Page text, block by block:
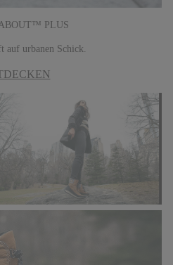
PLUS
auf urbanen Schick.